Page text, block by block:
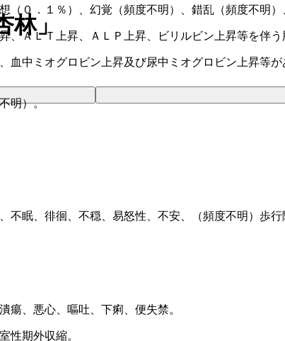
０．１％）、幻覚（頻度不明）、錯乱（頻度不明）
ＡＬＴ上昇、ＡＬＰ上昇、ビリルビン上昇等を伴う
中ミオグロビン上昇及び尿中ミオグロビン上昇等
明）。
眠、徘徊、不穏、易怒性、不安、（頻度不明）歩行
、悪心、嘔吐、下痢、便失禁。
性期外収縮。
」